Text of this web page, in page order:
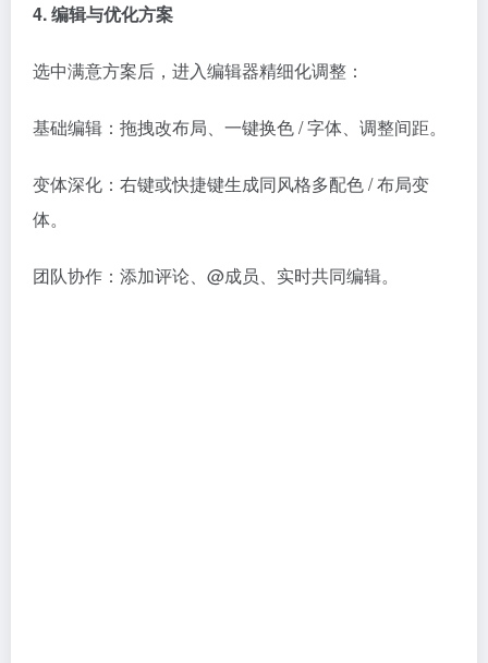
4. 编辑与优化方案
选中满意方案后，进入编辑器精细化调整：
基础编辑：拖拽改布局、一键换色 / 字体、调整间距。
变体深化：右键或快捷键生成同风格多配色 / 布局变
体。
团队协作：添加评论、@成员、实时共同编辑。